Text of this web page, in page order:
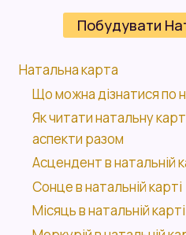
Побудувати
Натальна карта
Що можна дізнатися по
Як читати натальну
аспекти разом
Асцендент в натальній
Сонце в натальній карті
Місяць в натальній карті